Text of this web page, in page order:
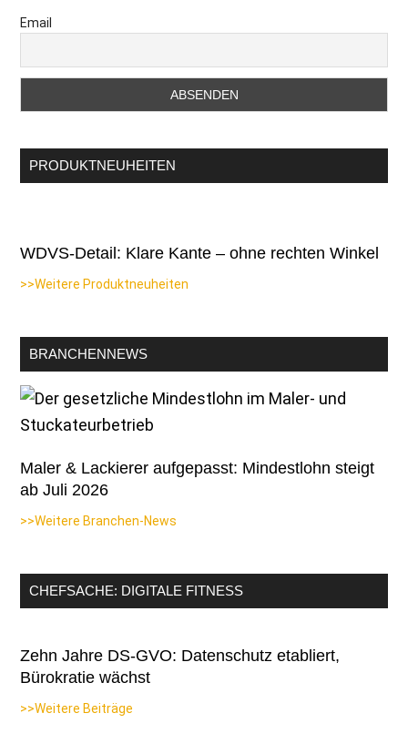
Email
PRODUKTNEUHEITEN
WDVS-Detail: Klare Kante – ohne rechten Winkel
>>Weitere Produktneuheiten
BRANCHENNEWS
Maler & Lackierer aufgepasst: Mindestlohn steigt
ab Juli 2026
>>Weitere Branchen-News
CHEFSACHE: DIGITALE FITNESS
Zehn Jahre DS-GVO: Datenschutz etabliert,
Bürokratie wächst
>>Weitere Beiträge